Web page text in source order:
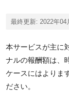
最終更新: 2022年04
本サービスが主に
ナルの報酬額は、
ケースにはよりま
ださい。